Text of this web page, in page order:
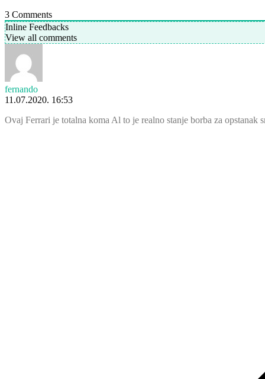
3 Comments
Inline Feedbacks
View all comments
fernando
11.07.2020. 16:53
Ovaj Ferrari je totalna koma Al to je realno stanje borba za opstanak